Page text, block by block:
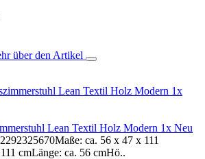
über den Artikel
Lean Textil Holz Modern 1x Neu
ca. 56 x 47 x 111
cmLänge: ca. 56 cmHö..